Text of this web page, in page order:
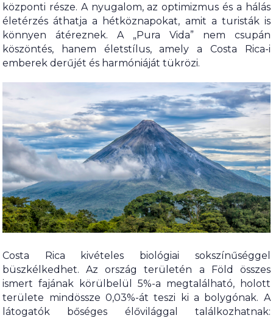
központi része. A nyugalom, az optimizmus és a hálás
életérzés áthatja a hétköznapokat, amit a turisták is
könnyen átéreznek. A „Pura Vida” nem csupán
köszöntés, hanem életstílus, amely a Costa Rica-i
emberek derűjét és harmóniáját tükrözi.
Costa Rica kivételes biológiai sokszínűséggel
büszkélkedhet. Az ország területén a Föld összes
ismert fajának körülbelül 5%-a megtalálható, holott
területe mindössze 0,03%-át teszi ki a bolygónak. A
látogatók bőséges élővilággal találkozhatnak: